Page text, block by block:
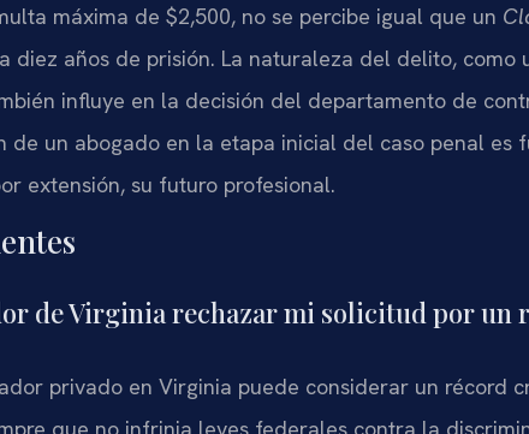
máxima de $2,500, no se percibe igual que un
diez años de prisión. La naturaleza del delito, como
influye en la decisión del departamento de
de un abogado en la etapa inicial del caso penal es
extensión, su futuro profesional.
de Virginia rechazar mi solicitud por un
privado en Virginia puede considerar un récord